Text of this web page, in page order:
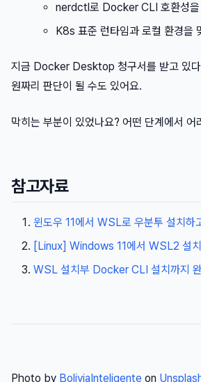
nerdctl로 Docker CLI 호환성을
K8s 표준 런타임과 로컬 환경을
지금 Docker Desktop 청구서를 받고 있
원짜리 판단이 될 수도 있어요.
막히는 부분이 있었나요? 어떤 단계에서
참고자료
윈도우 11에서 WSL로 우분투 설치하
[Linux] Windows 11에서 WSL2 설
WSL 설치부 Docker CLI 설치까지
Photo by BoliviaInteligente on